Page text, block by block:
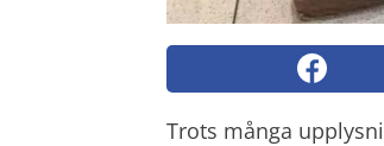
Trots många